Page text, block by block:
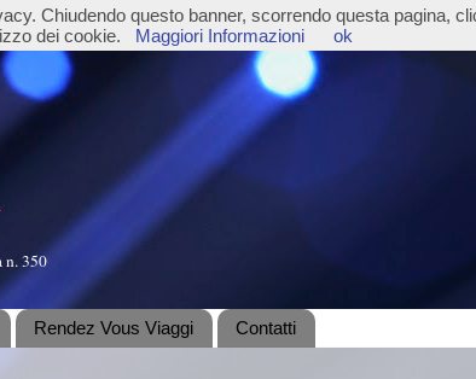
n. 350
Rendez Vous Viaggi Contatti
Chiudendo questo banner, scorrendo questa pagina,
dei cookie.
Maggiori Informazioni ok